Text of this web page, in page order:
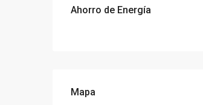
Ahorro de Energía
Mapa